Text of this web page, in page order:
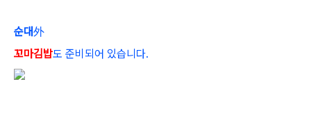
순대外
꼬마김밥도 준비되어 있습니다.